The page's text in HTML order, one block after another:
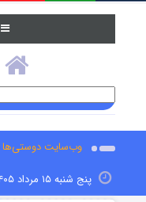
وب‌سایت دوستی‌ها
پنج شنبه ۱۵ مرداد ۱۴۰۵